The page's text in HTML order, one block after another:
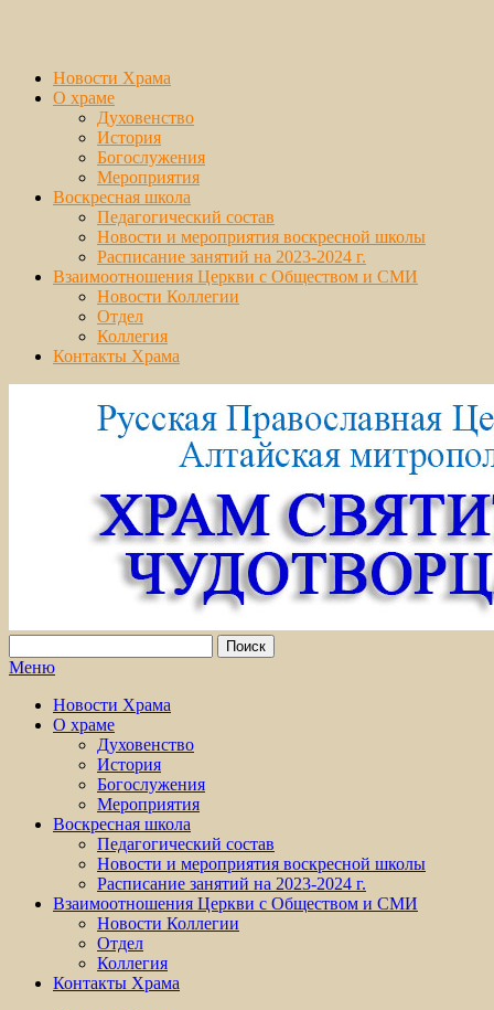
Новости Храма
О храме
Духовенство
История
Богослужения
Мероприятия
Воскресная школа
Педагогический состав
Новости и мероприятия воскресной школы
Расписание занятий на 2023-2024 г.
Взаимоотношения Церкви с Обществом и СМИ
Новости Коллегии
Отдел
Коллегия
Контакты Храма
Меню
Новости Храма
О храме
Духовенство
История
Богослужения
Мероприятия
Воскресная школа
Педагогический состав
Новости и мероприятия воскресной школы
Расписание занятий на 2023-2024 г.
Взаимоотношения Церкви с Обществом и СМИ
Новости Коллегии
Отдел
Коллегия
Контакты Храма